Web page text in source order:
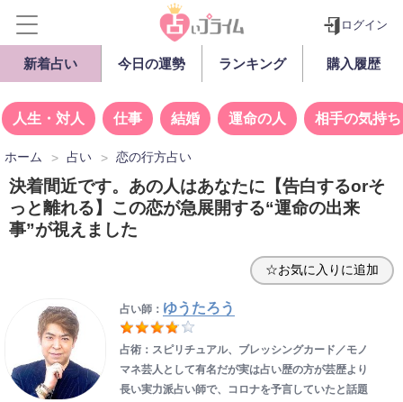
ログイン
新着占い 今日の運勢 ランキング 購入履歴
人生・対人 仕事 結婚 運命の人 相手の気持ち
ホーム 占い 恋の行方占い
決着間近です。あの人はあなたに【告白するorそ
っと離れる】この恋が急展開する“運命の出来
事”が視えました
☆お気に入りに追加
占い師： ゆうたろう
占術：スピリチュアル、ブレッシングカード／モノ
マネ芸人として有名だが実は占い歴の方が芸歴より
長い実力派占い師で、コロナを予言していたと話題